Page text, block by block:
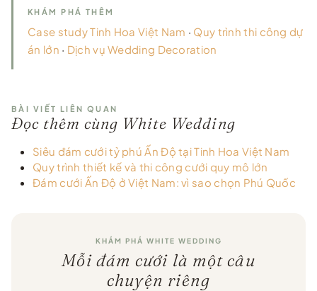
KHÁM PHÁ THÊM
Case study Tinh Hoa Việt Nam · Quy trình thi công dự
án lớn · Dịch vụ Wedding Decoration
BÀI VIẾT LIÊN QUAN
Đọc thêm cùng White Wedding
Siêu đám cưới tỷ phú Ấn Độ tại Tinh Hoa Việt Nam
Quy trình thiết kế và thi công cưới quy mô lớn
Đám cưới Ấn Độ ở Việt Nam: vì sao chọn Phú Quốc
KHÁM PHÁ WHITE WEDDING
Mỗi đám cưới là một câu
chuyện riêng